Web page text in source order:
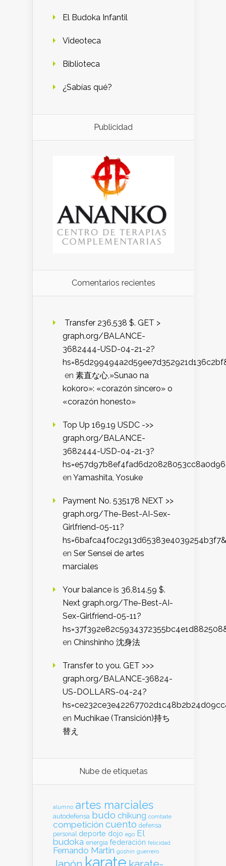
El Budoka Infantil
Videoteca
Biblioteca
¿Sabías qué?
Publicidad
Comentarios recientes
️ Transfer 236,538 $. GET >
graph.org/BALANCE-
3682444-USD-04-21-2?
en 素直な心,»Sunao na
kokoro»: «corazón sincero» o
«corazón honesto»
Top Up 169.19 USDC ->>
graph.org/BALANCE-
3682444-USD-04-21-3?
en Yamashita, Yosuke
Payment No. 535178 NEXT >>
graph.org/The-Best-AI-Sex-
Girlfriend-05-11?
hs=6bafca4f0c2913d65383e4039254b3f7&
en Ser Sensei de artes
marciales
Your balance is 36,814.59 $.
Next graph.org/The-Best-AI-
Sex-Girlfriend-05-11?
en Chinshinho 沈身法
Transfer to you. GET >>>
graph.org/BALANCE-36824-
US-DOLLARS-04-24?
en Muchikae (Transición)持ち
替え
Nube de etiquetas
alumno artes marciales
autodefensa budo chikung combate
competición cuento defensa
personal deporte dojo ego El
budoka energia federación felicidad
Fernando Martin goshin guerrero
karate